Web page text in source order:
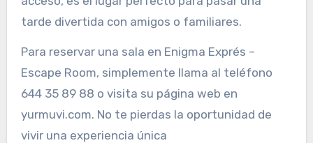
tarde divertida con amigos o familiares.
Para reservar una sala en Enigma Exprés –
Escape Room, simplemente llama al teléfono
644 35 89 88 o visita su página web en
yurmuvi.com. No te pierdas la oportunidad de
vivir una experiencia única